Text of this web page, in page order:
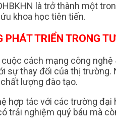
là trở thành một
khoa học tiên tiến.
PHÁT TRIỂN TRONG
cách mạng công
sự thay đổi của thị
lượng đào tạo.
hợp tác với các trường
trải nghiệm quý báu mà